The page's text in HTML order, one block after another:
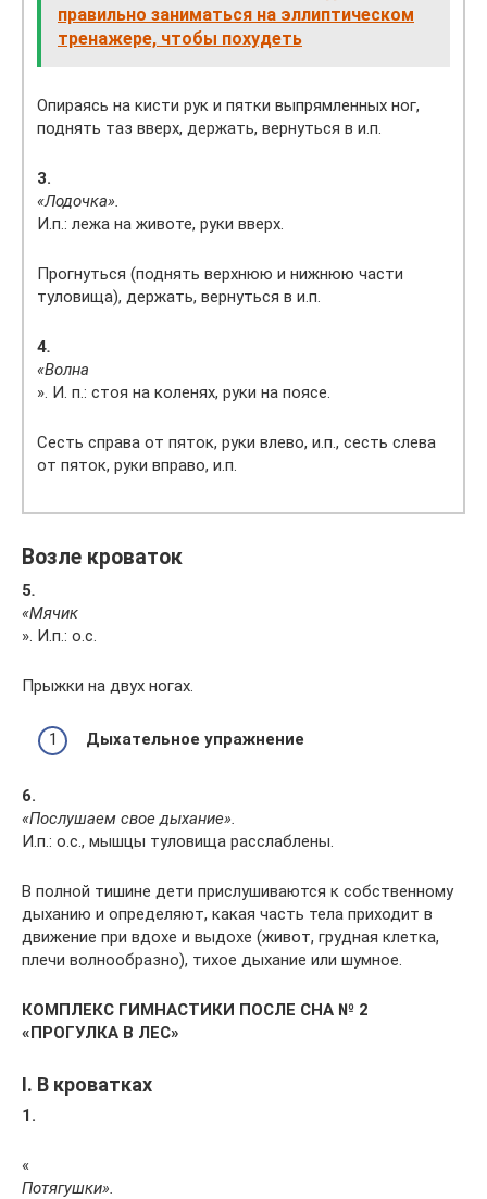
правильно заниматься на эллиптическом
тренажере, чтобы похудеть
Опираясь на кисти рук и пятки выпрямленных ног,
поднять таз вверх, держать, вернуться в и.п.
3.
«Лодочка».
И.п.: лежа на животе, руки вверх.
Прогнуться (поднять верхнюю и нижнюю части
туловища), держать, вернуться в и.п.
4.
«Волна
». И. п.: стоя на коленях, руки на поясе.
Сесть справа от пяток, руки влево, и.п., сесть слева
от пяток, руки вправо, и.п.
Возле кроваток
5.
«Мячик
». И.п.: о.с.
Прыжки на двух ногах.
Дыхательное упражнение
6.
«Послушаем свое дыхание».
И.п.: о.с., мышцы туловища расслаблены.
В полной тишине дети прислушиваются к собственному
дыханию и определяют, какая часть тела приходит в
движение при вдохе и выдохе (живот, грудная клетка,
плечи волнообразно), тихое дыхание или шумное.
КОМПЛЕКС ГИМНАСТИКИ ПОСЛЕ СНА № 2
«ПРОГУЛКА В ЛЕС»
I. В кроватках
1.
«
Потягушки».